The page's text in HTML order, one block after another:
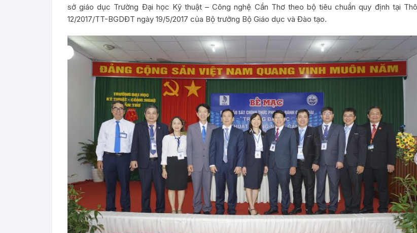
sở giáo dục Trường Đại học Kỹ thuật – Công nghệ Cần Thơ theo bộ tiêu chuẩn quy định tại
12/2017/TT-BGDĐT ngày 19/5/2017 của Bộ trưởng Bộ Giáo dục và Đào tạo.